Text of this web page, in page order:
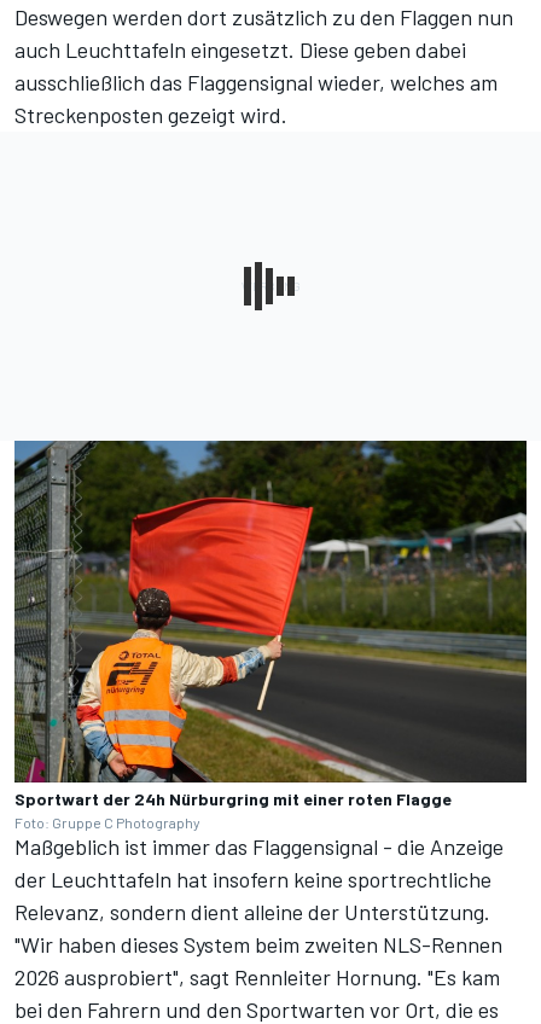
Deswegen werden dort zusätzlich zu den Flaggen nun
auch Leuchttafeln eingesetzt. Diese geben dabei
ausschließlich das Flaggensignal wieder, welches am
Streckenposten gezeigt wird.
Sportwart der 24h Nürburgring mit einer roten Flagge
Foto: Gruppe C Photography
Maßgeblich ist immer das Flaggensignal - die Anzeige
der Leuchttafeln hat insofern keine sportrechtliche
Relevanz, sondern dient alleine der Unterstützung.
"Wir haben dieses System beim zweiten NLS-Rennen
2026 ausprobiert", sagt Rennleiter Hornung. "Es kam
bei den Fahrern und den Sportwarten vor Ort, die es